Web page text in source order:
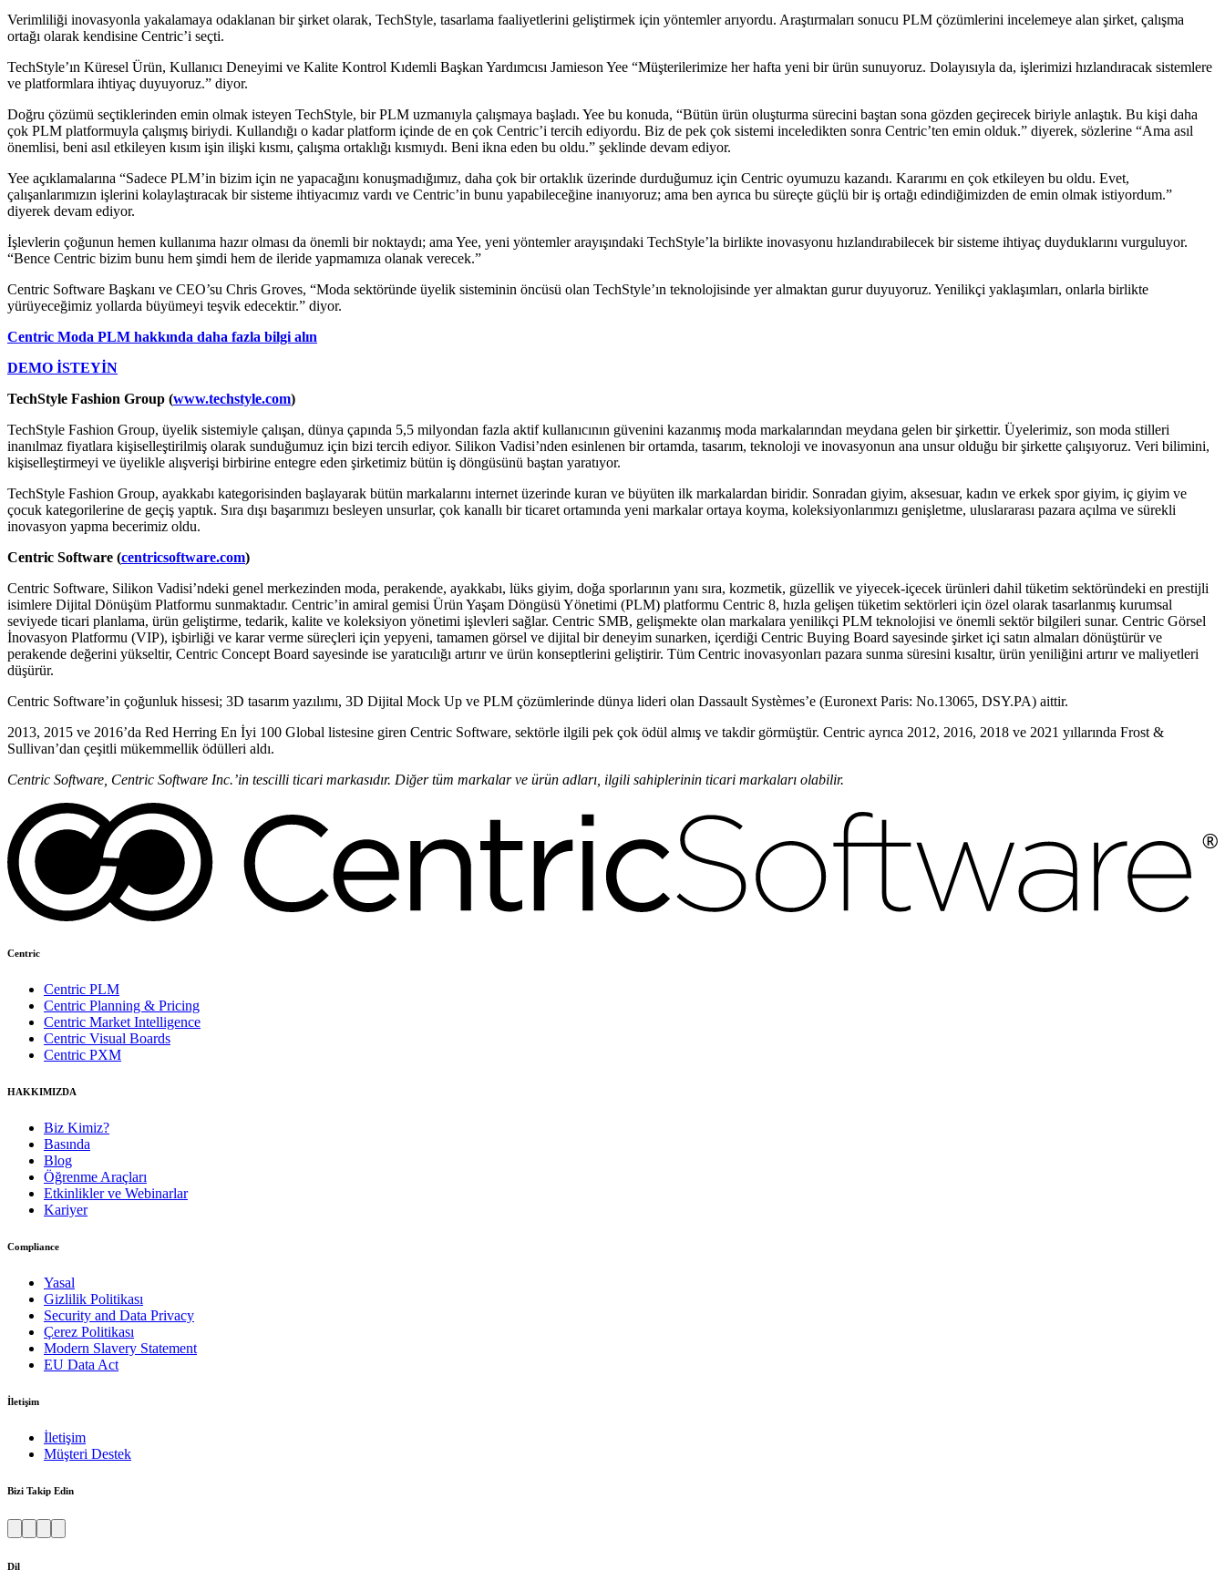
Verimliliği inovasyonla yakalamaya odaklanan bir şirket olarak, TechStyle, tasarlama faaliyetlerini geliştirmek için yöntemler arıyordu. Araştırmaları sonucu PLM çözümlerini incelemeye alan şirket, çalışma
ortağı olarak kendisine Centric’i seçti.
TechStyle’ın Küresel Ürün, Kullanıcı Deneyimi ve Kalite Kontrol Kıdemli Başkan Yardımcısı Jamieson Yee “Müşterilerimize her hafta yeni bir ürün sunuyoruz. Dolayısıyla da, işlerimizi hızlandıracak sistemlere
ve platformlara ihtiyaç duyuyoruz.” diyor.
Doğru çözümü seçtiklerinden emin olmak isteyen TechStyle, bir PLM uzmanıyla çalışmaya başladı. Yee bu konuda, “Bütün ürün oluşturma sürecini baştan sona gözden geçirecek biriyle anlaştık. Bu kişi daha
çok PLM platformuyla çalışmış biriydi. Kullandığı o kadar platform içinde de en çok Centric’i tercih ediyordu. Biz de pek çok sistemi inceledikten sonra Centric’ten emin olduk.” diyerek, sözlerine “Ama asıl
önemlisi, beni asıl etkileyen kısım işin ilişki kısmı, çalışma ortaklığı kısmıydı. Beni ikna eden bu oldu.” şeklinde devam ediyor.
Yee açıklamalarına “Sadece PLM’in bizim için ne yapacağını konuşmadığımız, daha çok bir ortaklık üzerinde durduğumuz için Centric oyumuzu kazandı. Kararımı en çok etkileyen bu oldu. Evet,
çalışanlarımızın işlerini kolaylaştıracak bir sisteme ihtiyacımız vardı ve Centric’in bunu yapabileceğine inanıyoruz; ama ben ayrıca bu süreçte güçlü bir iş ortağı edindiğimizden de emin olmak istiyordum.”
diyerek devam ediyor.
İşlevlerin çoğunun hemen kullanıma hazır olması da önemli bir noktaydı; ama Yee, yeni yöntemler arayışındaki TechStyle’la birlikte inovasyonu hızlandırabilecek bir sisteme ihtiyaç duyduklarını vurguluyor.
“Bence Centric bizim bunu hem şimdi hem de ileride yapmamıza olanak verecek.”
Centric Software Başkanı ve CEO’su Chris Groves, “Moda sektöründe üyelik sisteminin öncüsü olan TechStyle’ın teknolojisinde yer almaktan gurur duyuyoruz. Yenilikçi yaklaşımları, onlarla birlikte
yürüyeceğimiz yollarda büyümeyi teşvik edecektir.” diyor.
Centric Moda PLM hakkında daha fazla bilgi alın
DEMO İSTEYİN
TechStyle Fashion Group (www.techstyle.com)
TechStyle Fashion Group, üyelik sistemiyle çalışan, dünya çapında 5,5 milyondan fazla aktif kullanıcının güvenini kazanmış moda markalarından meydana gelen bir şirkettir. Üyelerimiz, son moda stilleri
inanılmaz fiyatlara kişiselleştirilmiş olarak sunduğumuz için bizi tercih ediyor. Silikon Vadisi’nden esinlenen bir ortamda, tasarım, teknoloji ve inovasyonun ana unsur olduğu bir şirkette çalışıyoruz. Veri bilimini,
kişiselleştirmeyi ve üyelikle alışverişi birbirine entegre eden şirketimiz bütün iş döngüsünü baştan yaratıyor.
TechStyle Fashion Group, ayakkabı kategorisinden başlayarak bütün markalarını internet üzerinde kuran ve büyüten ilk markalardan biridir. Sonradan giyim, aksesuar, kadın ve erkek spor giyim, iç giyim ve
çocuk kategorilerine de geçiş yaptık. Sıra dışı başarımızı besleyen unsurlar, çok kanallı bir ticaret ortamında yeni markalar ortaya koyma, koleksiyonlarımızı genişletme, uluslararası pazara açılma ve sürekli
inovasyon yapma becerimiz oldu.
Centric Software (centricsoftware.com)
Centric Software, Silikon Vadisi’ndeki genel merkezinden moda, perakende, ayakkabı, lüks giyim, doğa sporlarının yanı sıra, kozmetik, güzellik ve yiyecek-içecek ürünleri dahil tüketim sektöründeki en prestijli
isimlere Dijital Dönüşüm Platformu sunmaktadır. Centric’in amiral gemisi Ürün Yaşam Döngüsü Yönetimi (PLM) platformu Centric 8, hızla gelişen tüketim sektörleri için özel olarak tasarlanmış kurumsal
seviyede ticari planlama, ürün geliştirme, tedarik, kalite ve koleksiyon yönetimi işlevleri sağlar. Centric SMB, gelişmekte olan markalara yenilikçi PLM teknolojisi ve önemli sektör bilgileri sunar. Centric Görsel
İnovasyon Platformu (VIP), işbirliği ve karar verme süreçleri için yepyeni, tamamen görsel ve dijital bir deneyim sunarken, içerdiği Centric Buying Board sayesinde şirket içi satın almaları dönüştürür ve
perakende değerini yükseltir, Centric Concept Board sayesinde ise yaratıcılığı artırır ve ürün konseptlerini geliştirir. Tüm Centric inovasyonları pazara sunma süresini kısaltır, ürün yeniliğini artırır ve maliyetleri
düşürür.
Centric Software’in çoğunluk hissesi; 3D tasarım yazılımı, 3D Dijital Mock Up ve PLM çözümlerinde dünya lideri olan Dassault Systèmes’e (Euronext Paris: No.13065, DSY.PA) aittir.
2013, 2015 ve 2016’da Red Herring En İyi 100 Global listesine giren Centric Software, sektörle ilgili pek çok ödül almış ve takdir görmüştür. Centric ayrıca 2012, 2016, 2018 ve 2021 yıllarında Frost &
Sullivan’dan çeşitli mükemmellik ödülleri aldı.
Centric Software, Centric Software Inc.’in tescilli ticari markasıdır. Diğer tüm markalar ve ürün adları, ilgili sahiplerinin ticari markaları olabilir.
Centric
Centric PLM
Centric Planning & Pricing
Centric Market Intelligence
Centric Visual Boards
Centric PXM
HAKKIMIZDA
Biz Kimiz?
Basında
Blog
Öğrenme Araçları
Etkinlikler ve Webinarlar
Kariyer
Compliance
Yasal
Gizlilik Politikası
Security and Data Privacy
Çerez Politikası
Modern Slavery Statement
EU Data Act
İletişim
İletişim
Müşteri Destek
Bizi Takip Edin
Dil